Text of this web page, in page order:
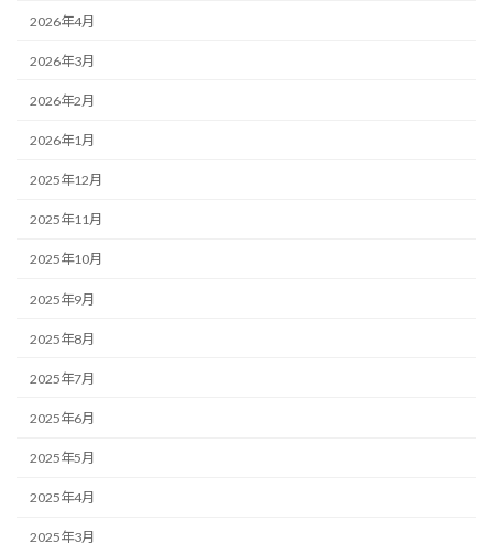
2026年4月
2026年3月
2026年2月
2026年1月
2025年12月
2025年11月
2025年10月
2025年9月
2025年8月
2025年7月
2025年6月
2025年5月
2025年4月
2025年3月